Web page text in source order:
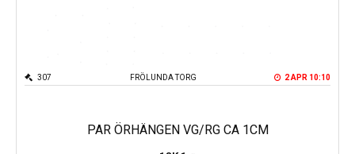
FRÖLUNDA TORG
307 2 APR 10:10
PAR ÖRHÄNGEN VG/RG CA 1CM